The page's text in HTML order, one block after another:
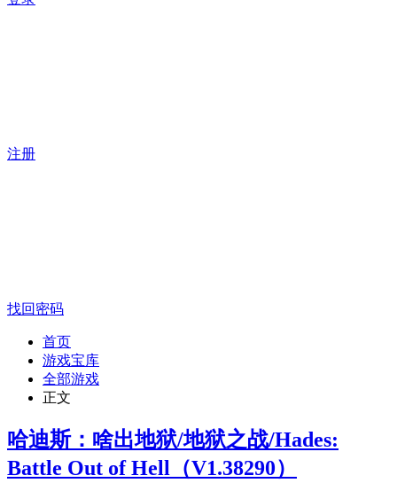
注册
找回密码
首页
游戏宝库
全部游戏
正文
哈迪斯：啥出地狱/地狱之战/Hades:
Battle Out of Hell（V1.38290）